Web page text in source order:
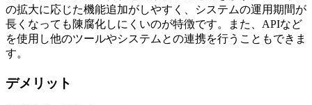
の拡大に応じた機能追加がしやすく、システムの運用期間が
長くなっても陳腐化しにくいのが特徴です。また、APIなど
を使用し他のツールやシステムとの連携を行うこともできま
す。
デメリット